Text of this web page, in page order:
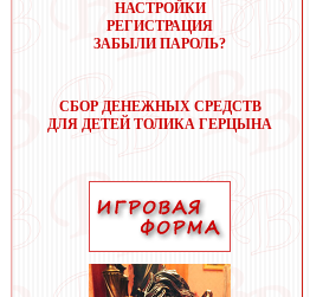
НАСТРОЙКИ
РЕГИСТРАЦИЯ
ЗАБЫЛИ ПАРОЛЬ?
СБОР ДЕНЕЖНЫХ СРЕДСТВ
ДЛЯ ДЕТЕЙ ТОЛИКА ГЕРЦЫНА